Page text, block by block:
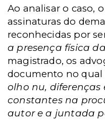
Ao analisar o caso,
assinaturas do
reconhecidas por
a presença física
magistrado, os
documento no qual
olho nu, diferenças
constantes na
autor e a juntada